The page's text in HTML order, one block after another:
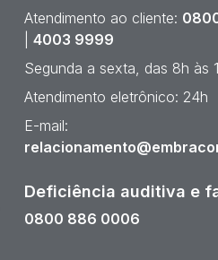
Atendimento ao cliente:
4003 9999
Segunda a sexta, das 8h às
Atendimento eletrônico: 24h
E-mail:
Deficiência auditiva e
0800 886 0006